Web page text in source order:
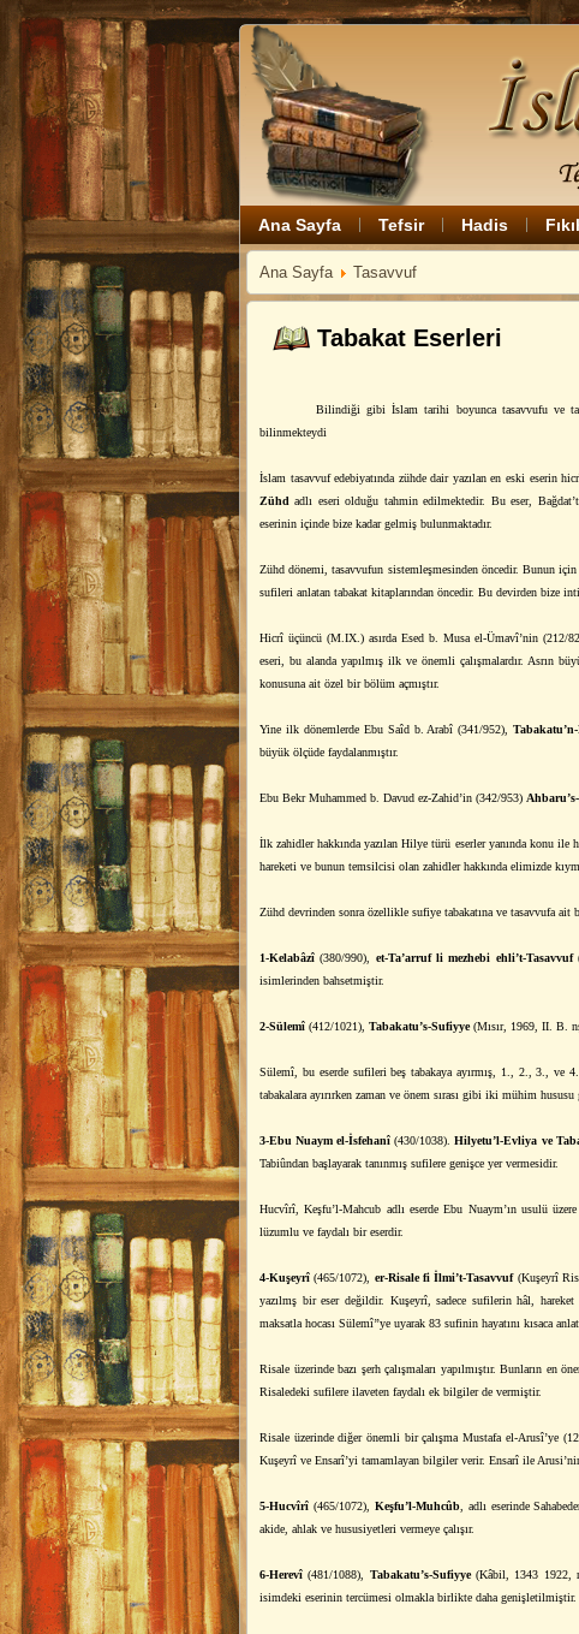
Ana Sayfa Tefsir Hadis
Ana Sayfa Tasavvuf
Tabakat Eserleri
Bilindiği gibi İslam tarihi boyunca tasavvufu ve
bilinmekteydi
İslam tasavvuf edebiyatında zühde dair yazılan en eski eserin
Zühdadlı eseri olduğu tahmin edilmektedir. Bu eser,
eserinin içinde bize kadar gelmiş bulunmaktadır.
Zühd dönemi, tasavvufun sistemleşmesinden öncedir. Bunun
sufileri anlatan tabakat kitaplarından öncedir. Bu devirden bize
Hicrî üçüncü (M.IX.) asırda Esed b. Musa el-Ümavî’nin (212/
eseri, bu alanda yapılmış ilk ve önemli çalışmalardır. Asrın
konusuna ait özel bir bölüm açmıştır.
Yine ilk dönemlerde Ebu Saîd b. Arabî (341/952),
büyük ölçüde faydalanmıştır.
Ebu Bekr Muhammed b. Davud ez-Zahid’in (342/953)
İlk zahidler hakkında yazılan Hilye türü eserler yanında konu
hareketi ve bunun temsilcisi olan zahidler hakkında elimizde
Zühd devrinden sonra özellikle sufiye tabakatına ve tasavvufa ait
1-Kelabâzî (380/990), et-Ta’arruf li mezhebi ehli’t-Tasavvuf
isimlerinden bahsetmiştir.
2-Sülemî (412/1021), Tabakatu’s-Sufiyye(Mısır, 1969, II. B.
Sülemî, bu eserde sufileri beş tabakaya ayırmış, 1., 2., 3., ve
tabakalara ayırırken zaman ve önem sırası gibi iki mühim
3-Ebu Nuaym el-İsfehanî (430/1038).Hilyetu’l-Evliya ve
Tabiûndan başlayarak tanınmış sufilere genişce yer vermesidir.
Hucvîrî, Keşfu’l-Mahcub adlı eserde Ebu Nuaym’ın usulü
lüzumlu ve faydalı bir eserdir.
4-Kuşeyrî(465/1072), er-Risale fi İlmi’t-Tasavvuf(Kuşeyrî
yazılmş bir eser değildir. Kuşeyrî, sadece sufilerin hâl,
maksatla hocası Sülemî’’ye uyarak 83 sufinin hayatını kısaca
Risale üzerinde bazı şerh çalışmaları yapılmıştır. Bunların en
Risaledeki sufilere ilaveten faydalı ek bilgiler de vermiştir.
Risale üzerinde diğer önemli bir çalışma Mustafa el-Arusî’ye
Kuşeyrî ve Ensarî’yi tamamlayan bilgiler verir. Ensarî ile
5-Hucvîrî (465/1072), Keşfu’l-Muhcûb, adlı eserinde
akide, ahlak ve hususiyetleri vermeye çalışır.
6-Herevî(481/1088), Tabakatu’s-Sufiyye(Kâbil, 1343 1922,
isimdeki eserinin tercümesi olmakla birlikte daha genişletilmiştir.